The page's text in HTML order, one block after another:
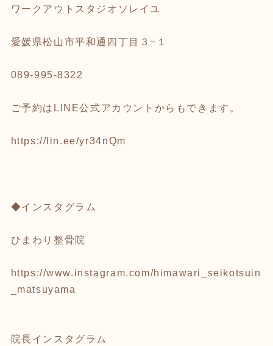
ワークアウトスタジオソレイユ
愛媛県松山市平和通四丁目３−１
089-995-8322
ご予約はLINE公式アカウントからもできます。
https://lin.ee/yr34nQm
◆インスタグラム
ひまわり整骨院
https://www.instagram.com/himawari_seikotsuin
_matsuyama
院長インスタグラム